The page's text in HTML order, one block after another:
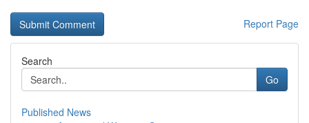
Report Page
Search
Go
Published News